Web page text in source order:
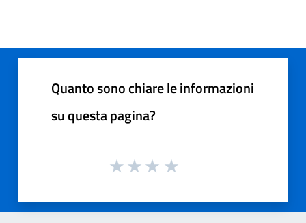
Quanto sono chiare le informazioni
su questa pagina?